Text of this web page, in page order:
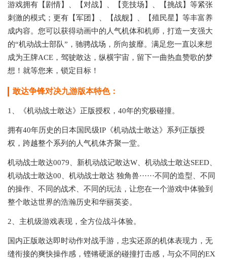
游戏拥有【剧情】、【对战】、【竞技场】、【挑战】等紧张
刺激的模式；更有【军团】、【战舰】、【殖民星】等丰富养
成内容。您可以获得动画中的人气机体和机师，打造一支强大
的“机动战士部队”，驰骋战场，所向披靡。满足您一直以来想
成为王牌ACE，驾驶敢达，纵横宇宙，留下一曲热血赞歌的梦
想！就等您来，锁定目标！
敢达争锋对决九游版本特色：
1、《机动战士敢达》正版授权，40年的究极碰撞。
拥有40年历史的日本国民级IP《机动战士敢达》系列正版授
权，跨越整个系列的人气机体齐聚一堂。
机动战士敢达0079、新机动战记敢达W、机动战士敢达SEED、
机动战士敢达00、机动战士敢达 独角兽······不同的造型、不同
的操作、不同的战术、不同的玩法，让您在一个游戏中体验到
整个敢达世界的浩瀚历史和华丽英姿。
2、主机级游戏表现，全方位战斗体验。
国内正版敢达即时动作对战手游，忠实还原的机体表现力，无
缝衔接的爽快操作感，铿锵硬派的碰撞打击感，与众不同的EX